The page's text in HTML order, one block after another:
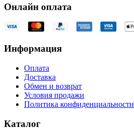
Онлайн оплата
Информация
Оплата
Доставка
Обмен и возврат
Условия продажи
Политика конфиденциальности
Каталог